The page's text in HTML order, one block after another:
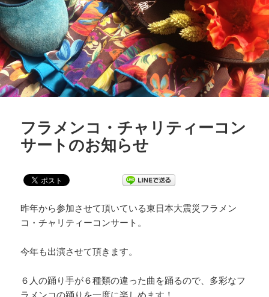
フラメンコ・チャリティーコン
サートのお知らせ
昨年から参加させて頂いている東日本大震災フラメン
コ・チャリティーコンサート。
今年も出演させて頂きます。
６人の踊り手が６種類の違った曲を踊るので、多彩なフ
ラメンコの踊りを一度に楽しめます！